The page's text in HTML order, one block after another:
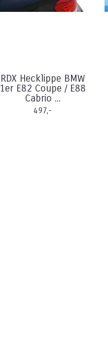
RDX Hecklippe BMW
1er E82 Coupe / E88
Cabrio ...
497,-